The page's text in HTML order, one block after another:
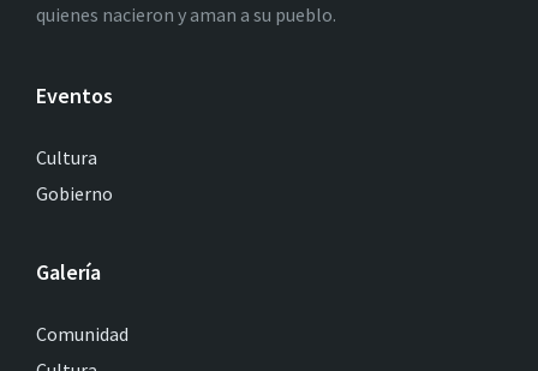
quienes nacieron y aman a su pueblo.
Eventos
Cultura
Gobierno
Galería
Comunidad